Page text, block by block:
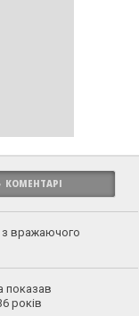
КОМЕНТАРІ
з вражаючого
показав
років